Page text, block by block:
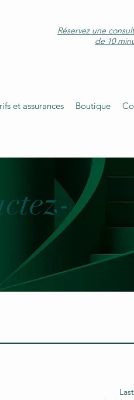
Réservez une
de 10
et assurances Boutique